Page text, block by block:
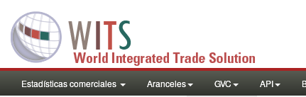
Estadísticas comerciales Aranceles GVC API